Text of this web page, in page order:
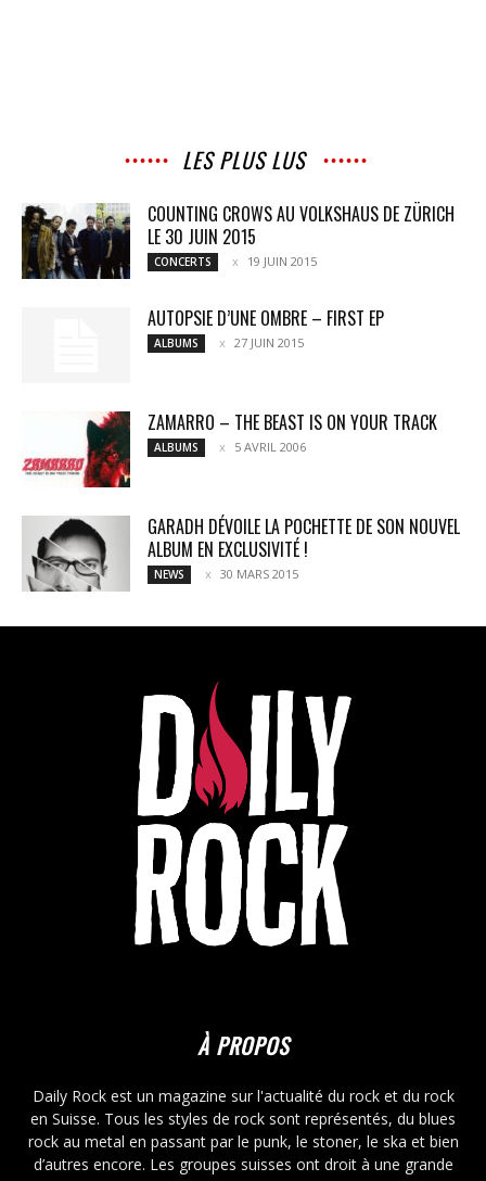
LES PLUS LUS
COUNTING CROWS AU VOLKSHAUS DE ZÜRICH
LE 30 JUIN 2015
CONCERTS 19 JUIN 2015
AUTOPSIE D’UNE OMBRE – FIRST EP
ALBUMS 27 JUIN 2015
ZAMARRO – THE BEAST IS ON YOUR TRACK
ALBUMS 5 AVRIL 2006
GARADH DÉVOILE LA POCHETTE DE SON NOUVEL
ALBUM EN EXCLUSIVITÉ !
NEWS 30 MARS 2015
À PROPOS
Daily Rock est un magazine sur l'actualité du rock et du rock
en Suisse. Tous les styles de rock sont représentés, du blues
rock au metal en passant par le punk, le stoner, le ska et bien
d’autres encore. Les groupes suisses ont droit à une grande